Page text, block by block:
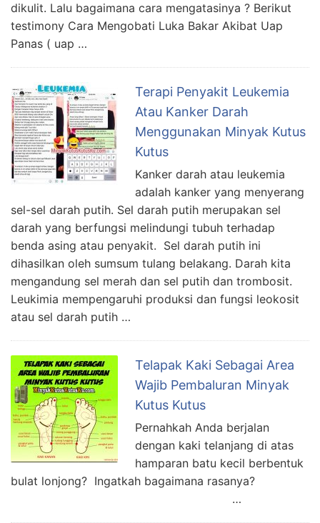
dikulit. Lalu bagaimana cara mengatasinya ? Berikut
testimony Cara Mengobati Luka Bakar Akibat Uap
Panas ( uap …
Terapi Penyakit Leukemia
Atau Kanker Darah
Menggunakan Minyak Kutus
Kutus
Kanker darah atau leukemia
adalah kanker yang menyerang
sel-sel darah putih. Sel darah putih merupakan sel
darah yang berfungsi melindungi tubuh terhadap
benda asing atau penyakit. Sel darah putih ini
dihasilkan oleh sumsum tulang belakang. Darah kita
mengandung sel merah dan sel putih dan trombosit.
Leukimia mempengaruhi produksi dan fungsi leokosit
atau sel darah putih …
Telapak Kaki Sebagai Area
Wajib Pembaluran Minyak
Kutus Kutus
Pernahkah Anda berjalan
dengan kaki telanjang di atas
hamparan batu kecil berbentuk
bulat lonjong? Ingatkah bagaimana rasanya?
…